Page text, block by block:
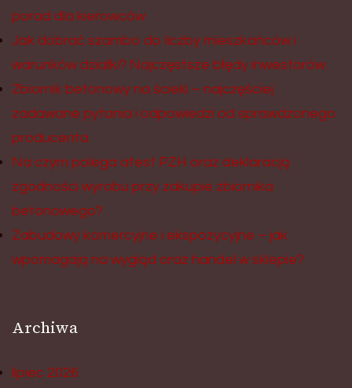
porad dla kierowców
Jak dobrać szambo do liczby mieszkańców i
warunków działki? Najczęstsze błędy inwestorów.
Zbiornik betonowy na ścieki – najczęściej
zadawane pytania i odpowiedzi od sprawdzonego
producenta
Na czym polega atest PZH oraz deklaracją
zgodności wyrobu przy zakupie zbiornika
betonowego?
Zabudowy komercyjne i ekspozycyjne – jak
wpomagają na wygląd oraz handel w sklepie?
Archiwa
lipiec 2026